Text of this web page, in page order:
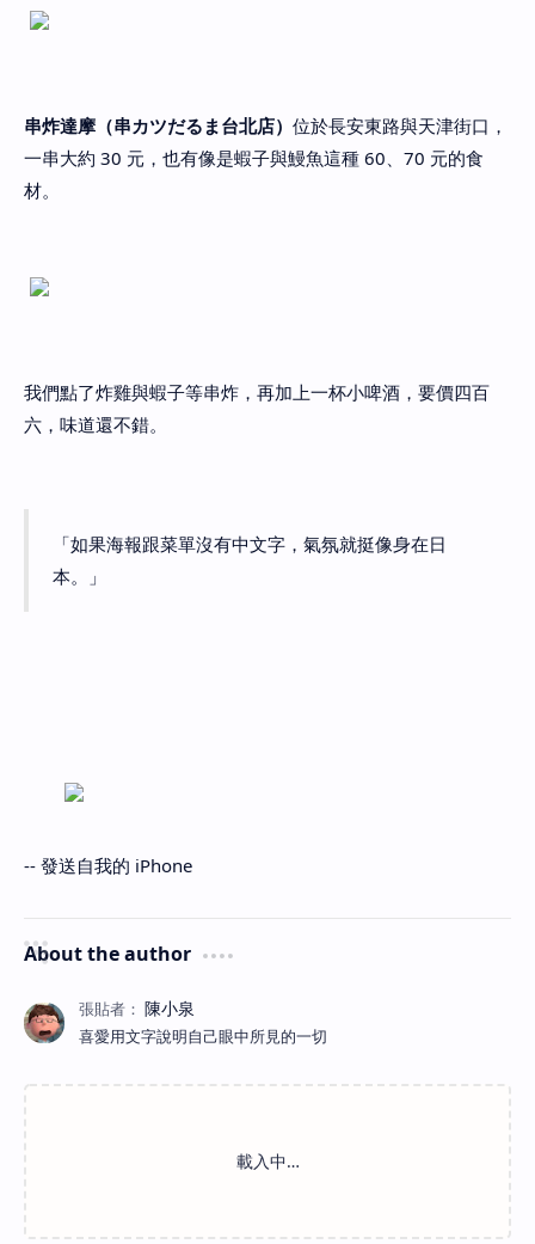
串炸達摩（串カツだるま台北店） 位於長安東路與天津街口，
一串大約 30 元，也有像是蝦子與鰻魚這種 60、70 元的食
材。
我們點了炸雞與蝦子等串炸，再加上一杯小啤酒，要價四百
六，味道還不錯。
「如果海報跟菜單沒有中文字，氣氛就挺像身在日
本。」
-- 發送自我的 iPhone
About the author
喜愛用文字說明自己眼中所見的一切